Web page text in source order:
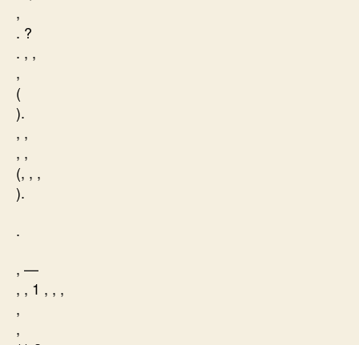
,
. ?
. , ,
,
(
).
, ,
, ,
(, , ,
).
.
, —
, , 1 , , ,
,
,